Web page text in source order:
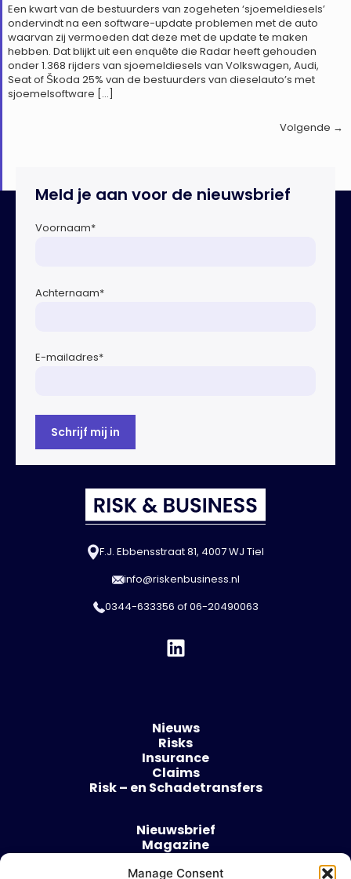
Manage Consent
Een kwart van de bestuurders van zogeheten ‘sjoemeldiesels’
ondervindt na een software-update problemen met de auto
waarvan zij vermoeden dat deze met de update te maken
hebben. Dat blijkt uit een enquête die Radar heeft gehouden
onder 1.368 rijders van sjoemeldiesels van Volkswagen, Audi,
Seat of Škoda 25% van de bestuurders van dieselauto’s met
sjoemelsoftware […]
Volgende →
Meld je aan voor de nieuwsbrief
Voornaam*
Achternaam*
E-mailadres*
F.J. Ebbensstraat 81, 4007 WJ Tiel
info@riskenbusiness.nl
0344-633356 of06-20490063
Nieuws
Risks
Insurance
Claims
Risk – en Schadetransfers
Nieuwsbrief
Magazine
Evenementen
Over